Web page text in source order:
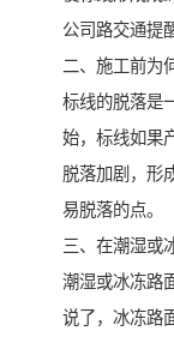
公司路交通提
二、施工前为
标线的脱落是
始，标线如果
脱落加剧，形
易脱落的点。
三、在潮湿或
潮湿或冰冻路
说了，冰冻路